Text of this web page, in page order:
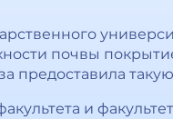
почвы
предоставила
и